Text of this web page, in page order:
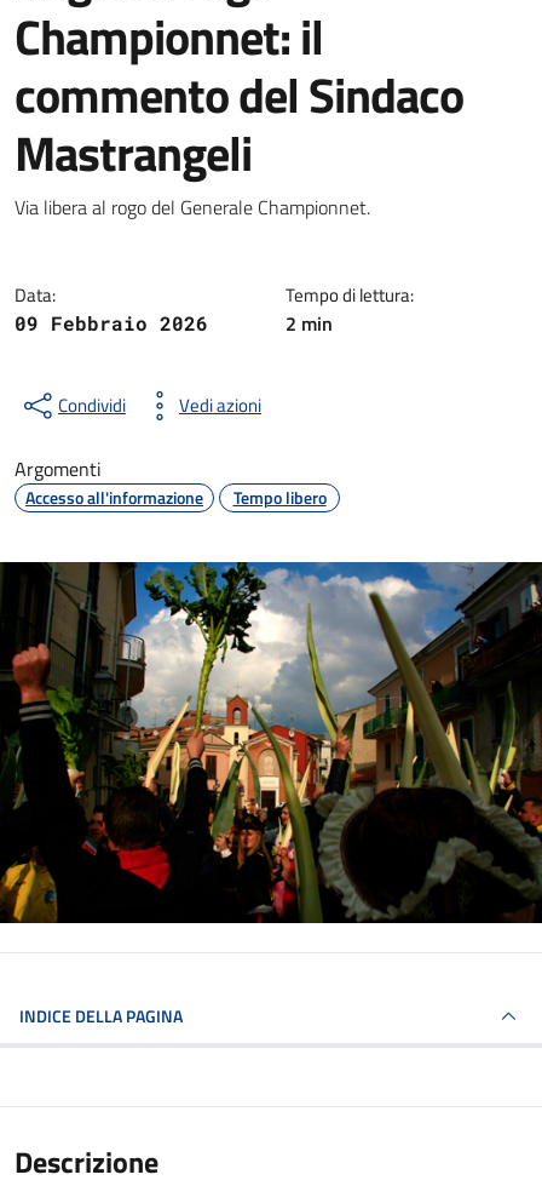
Championnet: il
commento del Sindaco
Mastrangeli
Dettagli della notizia
Via libera al rogo del Generale Championnet.
Data:
09 Febbraio 2026
Tempo di lettura:
2 min
Condividi Vedi azioni
Argomenti
Accesso all'informazione Tempo libero
INDICE DELLA PAGINA
Descrizione